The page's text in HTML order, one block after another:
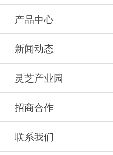
产品中心
新闻动态
灵芝产业园
招商合作
联系我们